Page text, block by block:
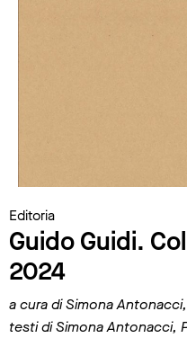
Editoria
Guido Guidi.
2024
a cura di Simona
testi di Simona Antonacci,